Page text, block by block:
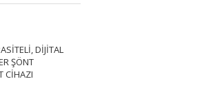
DİJİTAL
ŞÖNT
CİHAZI